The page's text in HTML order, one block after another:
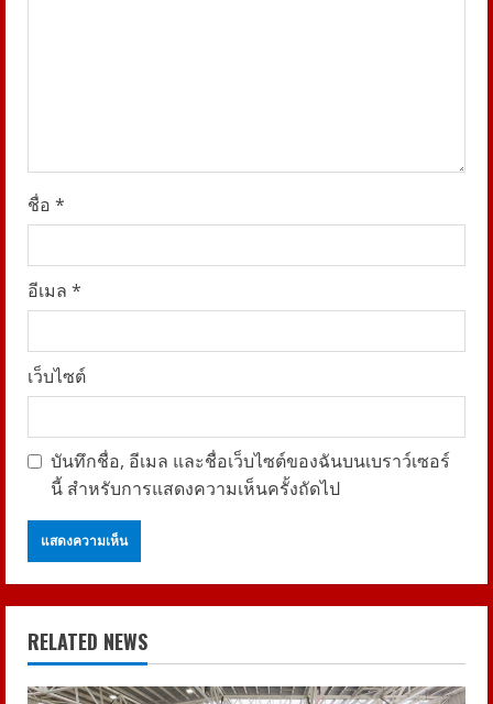
ชื่อ *
อีเมล *
เว็บไซต์
บันทึกชื่อ, อีเมล และชื่อเว็บไซต์ของฉันบนเบราว์เซอร์
นี้ สำหรับการแสดงความเห็นครั้งถัดไป
RELATED NEWS